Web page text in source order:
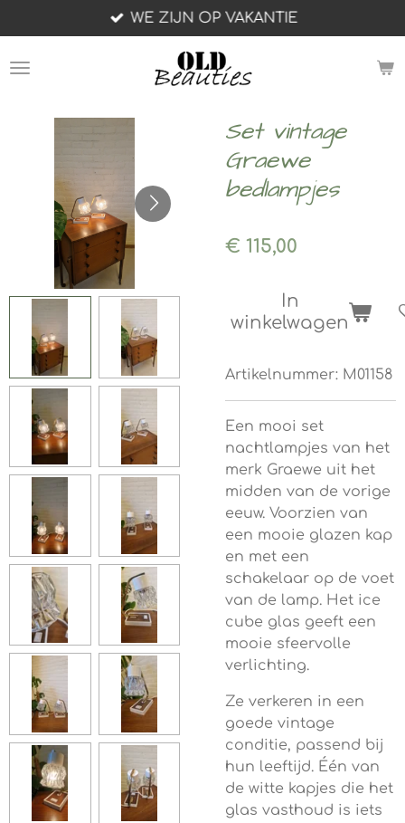
direct
naar
WE ZIJN OP VAKANTIE
Set vintage
Graewe
bedlampjes
€ 115,00
In
winkelwagen
Artikelnummer: M01158
Een mooi set
nachtlampjes van het
merk Graewe uit het
midden van de vorige
eeuw. Voorzien van
een mooie glazen kap
en met een
schakelaar op de voet
van de lamp. Het ice
cube glas geeft een
mooie sfeervolle
verlichting.
Ze verkeren in een
goede vintage
conditie, passend bij
hun leeftijd. Één van
de witte kapjes die het
glas vasthoud is iets